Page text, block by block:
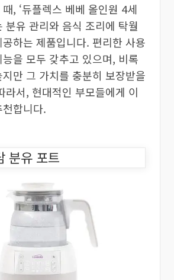
, ‘듀플렉스 베베 올인원 4세
분유 관리와 음식 조리에 탁월
하는 제품입니다. 편리한 사용
을 모두 갖추고 있으며, 비록
만 그 가치를 충분히 보장받을
라서, 현대적인 부모들에게 이
합니다.
분유 포트